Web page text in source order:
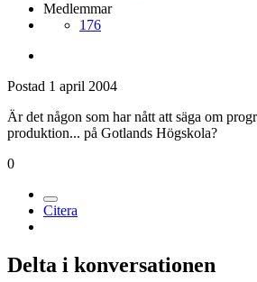
Medlemmar
176
Postad 1 april 2004
Är det någon som har nått att säga om
produktion... på Gotlands Högskola?
0
Citera
Delta i konversationen